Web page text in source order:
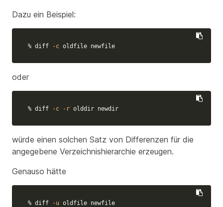
Dazu ein Beispiel:
% diff -c oldfile newfile
oder
% diff -c -r olddir newdir
würde einen solchen Satz von Differenzen für die
angegebene Verzeichnishierarchie erzeugen.
Genauso hätte
% diff -u oldfile newfile